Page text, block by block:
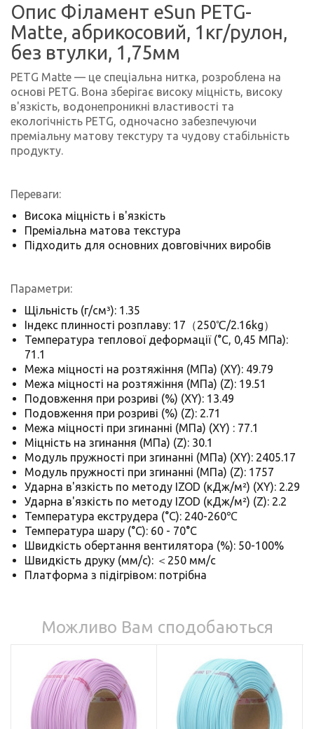
Опис Філамент eSun PETG-
Matte, абрикосовий, 1кг/рулон,
без втулки, 1,75мм
PETG Matte — це спеціальна нитка, розроблена на
основі PETG. Вона зберігає високу міцність, високу
в'язкість, водонепроникні властивості та
екологічність PETG, одночасно забезпечуючи
преміальну матову текстуру та чудову стабільність
продукту.
Переваги:
Висока міцність і в'язкість
Преміальна матова текстура
Підходить для основних довговічних виробів
Параметри:
Щільність (г/см³): 1.35
Індекс плинності розплаву: 17（250℃/2.16kg）
Температура теплової деформації (°C, 0,45 МПа):
71.1
Межа міцності на розтяжіння (МПа) (XY): 49.79
Межа міцності на розтяжіння (МПа) (Z): 19.51
Подовження при розриві (%) (XY): 13.49
Подовження при розриві (%) (Z): 2.71
Межа міцності при згинанні (МПа) (XY) : 77.1
Міцність на згинання (МПа) (Z): 30.1
Модуль пружності при згинанні (МПа) (XY): 2405.17
Модуль пружності при згинанні (МПа) (Z): 1757
Ударна в'язкість по методу IZOD (кДж/м²) (XY): 2.29
Ударна в'язкість по методу IZOD (кДж/м²) (Z): 2.2
Температура екструдера (°C): 240-260℃
Температура шару (°C): 60 - 70°C
Швидкість обертання вентилятора (%): 50-100%
Швидкість друку (мм/с): ＜250 мм/с
Платформа з підігрівом: потрібна
Можливо Вам сподобаються